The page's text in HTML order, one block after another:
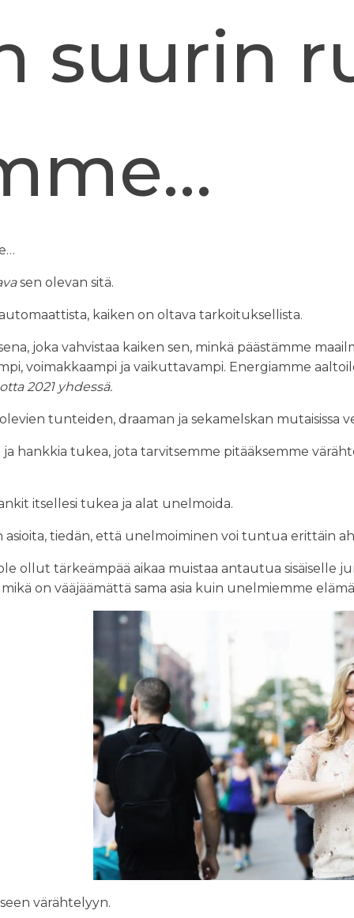
suurin
sen olevan sitä.
kaiken on oltava tarkoituksellista.
joka vahvistaa kaiken sen, minkä päästämme
voimakkaampi ja vaikuttavampi. Energiamme
2021 yhdessä.
tunteiden, draaman ja sekamelskan mutaisissa
hankkia tukea, jota tarvitsemme pitääksemme
itsellesi tukea ja alat unelmoida.
tiedän, että unelmoiminen voi tuntua erittäin
ollut tärkeämpää aikaa muistaa antautua
on vääjäämättä sama asia kuin unelmiemme
värähtelyyn.